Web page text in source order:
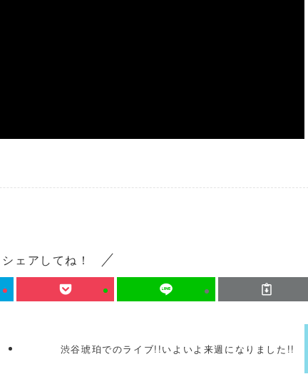
ェアしてね！
渋谷琥珀でのライブ!!いよいよ来週になりました!!